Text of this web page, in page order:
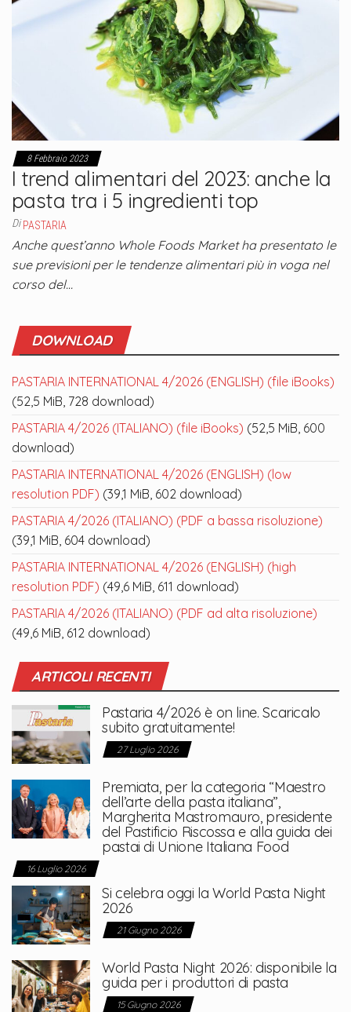
8 Febbraio 2023
I trend alimentari del 2023: anche la
pasta tra i 5 ingredienti top
Di PASTARIA
Anche quest’anno Whole Foods Market ha presentato le
sue previsioni per le tendenze alimentari più in voga nel
corso del…
DOWNLOAD
PASTARIA INTERNATIONAL 4/2026 (ENGLISH) (file iBooks)
(52,5 MiB, 728 download)
PASTARIA 4/2026 (ITALIANO) (file iBooks) (52,5 MiB, 600
download)
PASTARIA INTERNATIONAL 4/2026 (ENGLISH) (low
resolution PDF) (39,1 MiB, 602 download)
PASTARIA 4/2026 (ITALIANO) (PDF a bassa risoluzione)
(39,1 MiB, 604 download)
PASTARIA INTERNATIONAL 4/2026 (ENGLISH) (high
resolution PDF) (49,6 MiB, 611 download)
PASTARIA 4/2026 (ITALIANO) (PDF ad alta risoluzione)
(49,6 MiB, 612 download)
ARTICOLI RECENTI
Pastaria 4/2026 è on line. Scaricalo
subito gratuitamente!
27 Luglio 2026
Premiata, per la categoria “Maestro
dell’arte della pasta italiana”,
Margherita Mastromauro, presidente
del Pastificio Riscossa e alla guida dei
pastai di Unione Italiana Food
16 Luglio 2026
Si celebra oggi la World Pasta Night
2026
21 Giugno 2026
World Pasta Night 2026: disponibile la
guida per i produttori di pasta
15 Giugno 2026